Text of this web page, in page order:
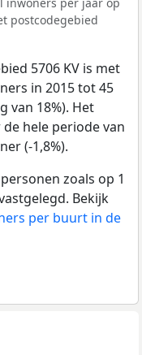
postcodegebied
5706 KV is met
in 2015 tot 45
van 18%). Het
hele periode van
(-1,8%).
zoals op 1
Bekijk
per buurt in de